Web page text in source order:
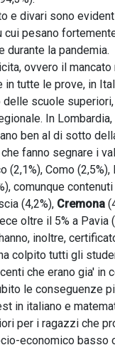
e divari sono
cui pesano
durante la pandemia.
ovvero il mancato
tutte le prove, in
delle scuole
In
ben al di sotto
fanno segnare i
(2,1%), Como
comunque
(4,2%), Cremona
oltre il 5% a Pavia
inoltre,
colpito tutti gli
che erano gia' in
le conseguenze
in italiano e
per i ragazzi che
economico basso